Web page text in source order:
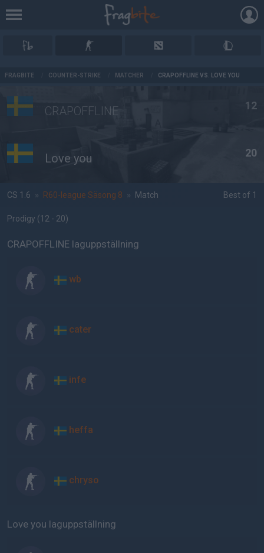
FRAGBITE COUNTER-STRIKE MATCHER CRAPOFFLINE VS. LOVE YOU
CRAPOFFLINE 12
Love you 20
CS 1.6 » R60-league Säsong 8 » Match Best of 1
Prodigy (12 - 20)
CRAPOFFLINE laguppställning
wb
cater
infe
heffa
chryso
Love you laguppställning